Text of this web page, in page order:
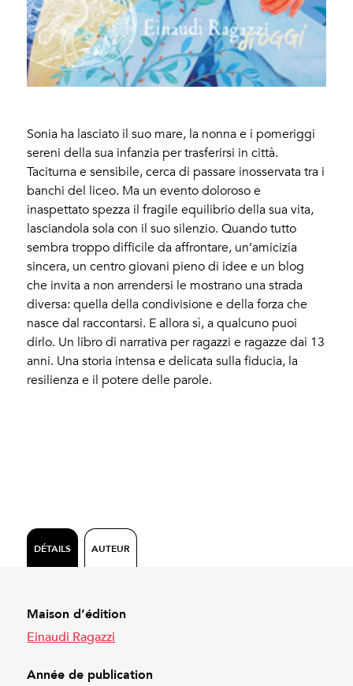
Sonia ha lasciato il suo mare, la nonna e i pomeriggi
sereni della sua infanzia per trasferirsi in città.
Taciturna e sensibile, cerca di passare inosservata tra i
banchi del liceo. Ma un evento doloroso e
inaspettato spezza il fragile equilibrio della sua vita,
lasciandola sola con il suo silenzio. Quando tutto
sembra troppo difficile da affrontare, un’amicizia
sincera, un centro giovani pieno di idee e un blog
che invita a non arrendersi le mostrano una strada
diversa: quella della condivisione e della forza che
nasce dal raccontarsi. E allora sì, a qualcuno puoi
dirlo. Un libro di narrativa per ragazzi e ragazze dai 13
anni. Una storia intensa e delicata sulla fiducia, la
resilienza e il potere delle parole.
DÉTAILS AUTEUR
Maison d’édition
Einaudi Ragazzi
Année de publication